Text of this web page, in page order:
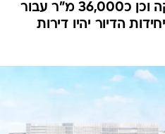
מ"ר עבור מסחר ותעסוקה וכן כ36,000 מ"ר עבור
כ-225 מבין יחידות הדיור יהיו דירות